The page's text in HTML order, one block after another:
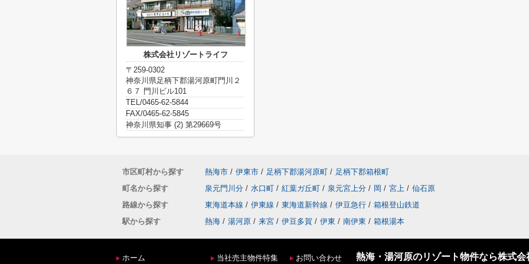
株式会社リゾートライフ
〒259-0302
神奈川県足柄下郡湯河原町門川２
６７ 門川ビル101
TEL/0465-62-5844
FAX/0465-62-5845
神奈川県知事 (2) 第29669号
市区町村から探す 熱海市 / 伊東市 / 足柄下郡湯河原町 / 足柄下郡箱根町
町名から探す
泉元門川分 / 水口町 / 紅葉ガ丘町 / 泉元宮上分 / 岡 / 宮上 / 仙石原
路線から探す
東海道本線 / 伊東線 / 東海道新幹線 / 伊豆急行 / 箱根登山鉄道
駅から探す
熱海 / 湯河原 / 来宮 / 伊豆多賀 / 伊東 / 南伊東 / 箱根湯本
ホーム 当社売主物件特集 お問い合わせ 熱海・湯河原のリゾート物件なら株式会